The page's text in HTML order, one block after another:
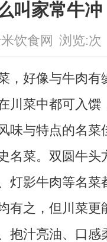
叫家常牛冲
饮食网 浏览:次
好像与牛肉有
川菜中都可入馔
味与特点的名菜
名菜。双圆牛头
灯影牛肉等名菜
之，但川菜更
抱汁亮油、口感